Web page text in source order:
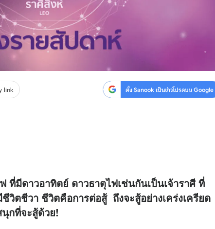
ำกัด
link ตั้ง Sanook เป็นข่าวโปรดบน Google
ที่มีดาวอาทิตย์ ดาวธาตุไฟเช่นกันเป็นเจ้าราศี ที่
วิตชีวา ชีวิตคือการต่อสู้ ถึงจะสู้อย่างเคร่งเครียด
นุกที่จะสู้ด้วย!